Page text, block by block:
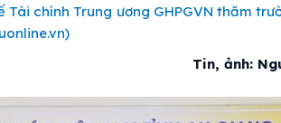
chính Trung ương GHPGVN thăm
Tin, ảnh: